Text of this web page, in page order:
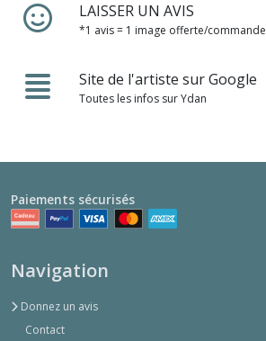
LAISSER UN AVIS
*1 avis = 1 image offerte/commande
Site de l'artiste sur Google
Toutes les infos sur Ydan
Paiements sécurisés
Navigation
Donnez un avis
Contact